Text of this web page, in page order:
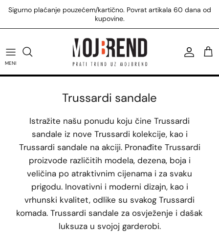
Preskoči
sadržaj
Sigurno plaćanje pouzećem/kartično. Povrat artikala 60 dana od
kupovine.
MENI
U.S. Polo Assn. majice
U.S. Polo Assn. patike
Tommy Hilfiger patike
Tommy Hilfiger torbe
Calvin Klein kupaći
Calvin Klein torbe
Replay košulje
Muškarci
Trussardi sandale
Istražite našu ponudu koju čine Trussardi
sandale iz nove Trussardi kolekcije, kao i
Trussardi sandale na akciji. Pronađite Trussardi
proizvode različitih modela, dezena, boja i
veličina po atraktivnim cijenama i za svaku
prigodu. Inovativni i moderni dizajn, kao i
vrhunski kvalitet, odlike su svakog Trussardi
komada. Trussardi sandale za osvježenje i dašak
luksuza u svojoj garderobi.